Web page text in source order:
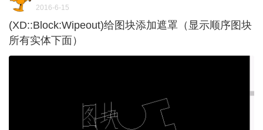
2016-6-15
(XD::Block:Wipeout)给图块添加遮罩（显示顺序图块
所有实体下面）